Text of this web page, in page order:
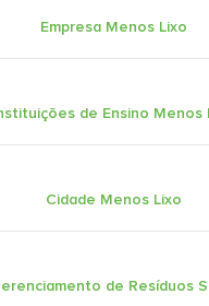
Empresa Menos Lixo
de Ensino Menos
Cidade Menos Lixo
de Resíduos